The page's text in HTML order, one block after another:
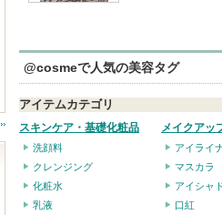
@cosmeで人気の美容タグ
アイテムカテゴリ
スキンケア・基礎化粧品
洗顔料
クレンジング
化粧水
乳液
メイクアッ
アイライ
マスカラ
アイシャ
口紅